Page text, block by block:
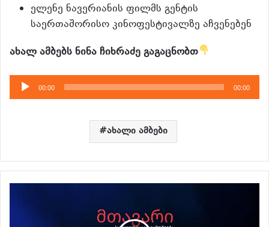
ელენე ნავერიანის ფილმს გენტის
საერთაშორისო კინოფესტივალზე აჩვენებენ
ახალ ამბებს ნინა ჩიხრაძე გაგაცნობთ
აუდიო
დამკვრელი
00:00 00:00
ახალი ამბები